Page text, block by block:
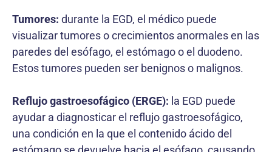
Tumores: durante la EGD, el médico puede
visualizar tumores o crecimientos anormales en las
paredes del esófago, el estómago o el duodeno.
Estos tumores pueden ser benignos o malignos.
Reflujo gastroesofágico (ERGE): la EGD puede
ayudar a diagnosticar el reflujo gastroesofágico,
una condición en la que el contenido ácido del